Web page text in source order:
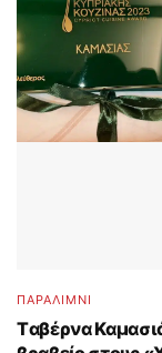
ΠΑΡΑΛΊΜΝΙ
Tαβέρνα